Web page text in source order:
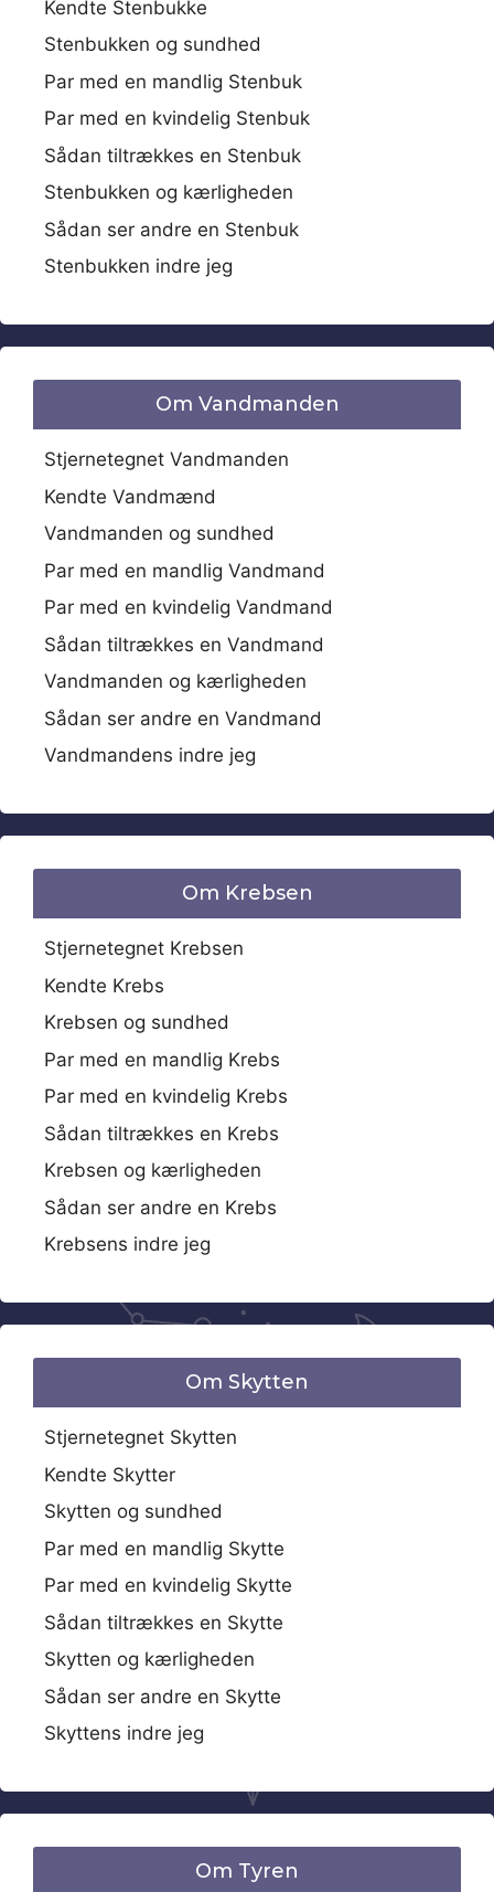
Kendte Stenbukke
Stenbukken og sundhed
Par med en mandlig Stenbuk
Par med en kvindelig Stenbuk
Sådan tiltrækkes en Stenbuk
Stenbukken og kærligheden
Sådan ser andre en Stenbuk
Stenbukken indre jeg
Om Vandmanden
Stjernetegnet Vandmanden
Kendte Vandmænd
Vandmanden og sundhed
Par med en mandlig Vandmand
Par med en kvindelig Vandmand
Sådan tiltrækkes en Vandmand
Vandmanden og kærligheden
Sådan ser andre en Vandmand
Vandmandens indre jeg
Om Krebsen
Stjernetegnet Krebsen
Kendte Krebs
Krebsen og sundhed
Par med en mandlig Krebs
Par med en kvindelig Krebs
Sådan tiltrækkes en Krebs
Krebsen og kærligheden
Sådan ser andre en Krebs
Krebsens indre jeg
Om Skytten
Stjernetegnet Skytten
Kendte Skytter
Skytten og sundhed
Par med en mandlig Skytte
Par med en kvindelig Skytte
Sådan tiltrækkes en Skytte
Skytten og kærligheden
Sådan ser andre en Skytte
Skyttens indre jeg
Om Tyren